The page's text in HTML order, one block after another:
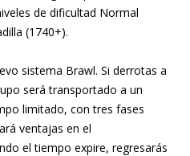
de dificultad Normal
(1740+).
sistema Brawl. Si derrotas a
será transportado a un
limitado, con tres fases
ventajas en el
el tiempo expire, regresarás